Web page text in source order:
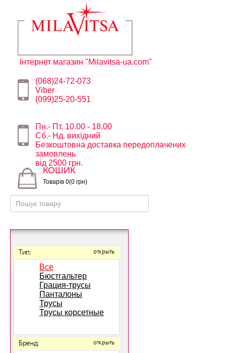
Інтернет магазин "Milavitsa-ua.com"
(068)24-72-073
Viber
(099)25-20-551
Пн.- Пт. 10.00 - 18.00
Сб.- Нд. вихідний
Безкоштовна доставка передоплачених
замовлень
від 2500 грн.
КОШИК
Товарів 0(0 грн)
Тип: открыть
Все
Бюстгальтер
Грация-трусы
Панталоны
Трусы
Трусы корсетные
Бренд: открыть